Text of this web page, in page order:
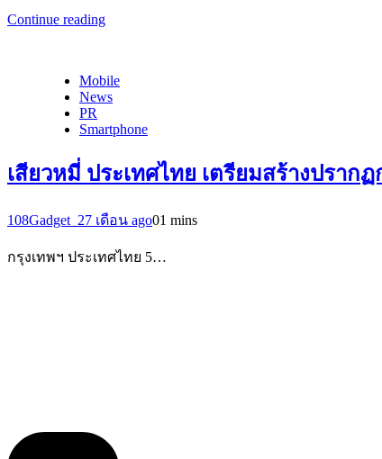
Continue reading
Mobile
News
PR
Smartphone
เสียวหมี่ ประเทศไทย เตรียมสร้างปราก
108Gadget_27 เดือน ago01 mins
กรุงเทพฯ ประเทศไทย 5…